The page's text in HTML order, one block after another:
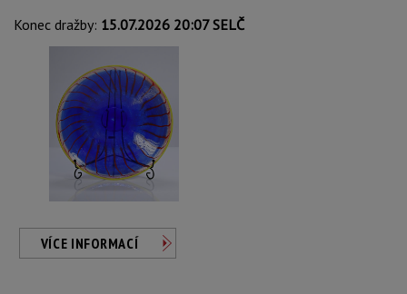
Konec dražby: 15.07.2026 20:07 SELČ
VÍCE INFORMACÍ